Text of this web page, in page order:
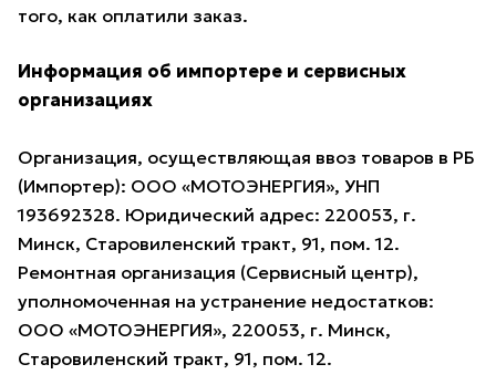
того, как оплатили заказ.
Информация об импортере и сервисных
организациях
Организация, осуществляющая ввоз товаров в РБ
(Импортер): ООО «МОТОЭНЕРГИЯ», УНП
193692328. Юридический адрес: 220053, г.
Минск, Старовиленский тракт, 91, пом. 12.
Ремонтная организация (Сервисный центр),
уполномоченная на устранение недостатков:
ООО «МОТОЭНЕРГИЯ», 220053, г. Минск,
Старовиленский тракт, 91, пом. 12.